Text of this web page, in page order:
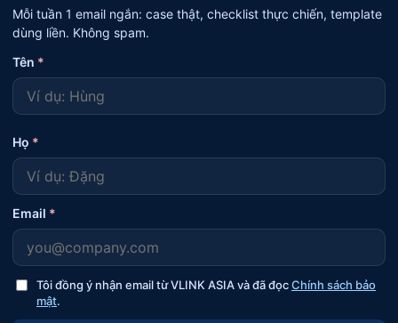
Mỗi tuần 1 email ngắn: case thật, checklist thực chiến, template
dùng liền. Không spam.
Tên *
Họ *
Email *
Tôi đồng ý nhận email từ VLINK ASIA và đã đọcChính sách bảo
mật.